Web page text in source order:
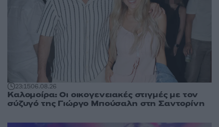
23:1506.08.26
Καλομοίρα: Οι οικογενειακές στιγμές με τον
σύζυγό της Γιώργο Μπούσαλη στη Σαντορίνη